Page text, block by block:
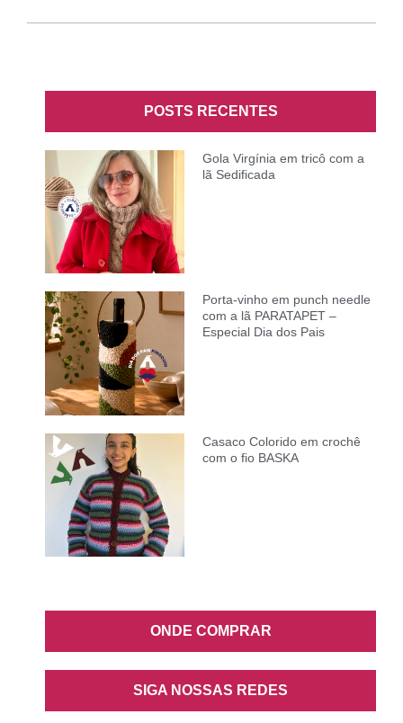
POSTS RECENTES
Gola Virgínia em tricô com a
lã Sedificada
Porta-vinho em punch needle
com a lã PARATAPET –
Especial Dia dos Pais
Casaco Colorido em crochê
com o fio BASKA
ONDE COMPRAR
SIGA NOSSAS REDES